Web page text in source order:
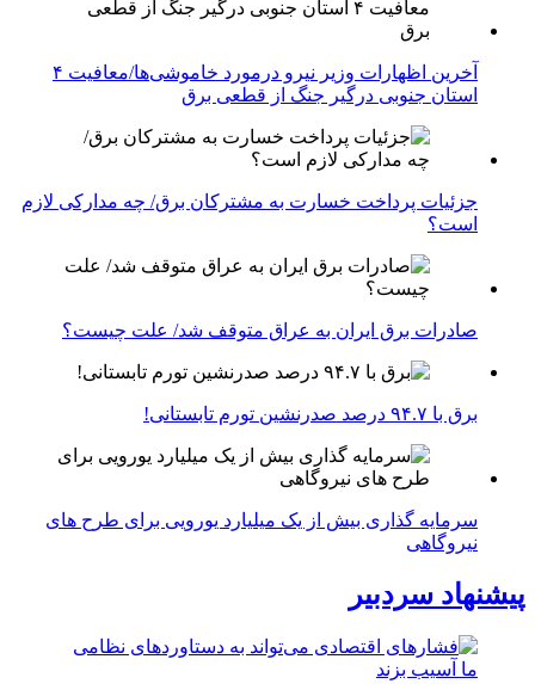
آخرین اظهارات وزیر نیرو درمورد خاموشی‌ها/معافیت ۴
استان جنوبی درگیر جنگ از قطعی برق
جزئیات پرداخت خسارت به مشترکان برق/ چه مدارکی لازم
است؟
صادرات برق ایران به عراق متوقف شد/ علت چیست؟
برق با ۹۴.۷ درصد صدرنشین تورم تابستانی!
سرمایه گذاری بیش از یک میلیارد یورویی برای طرح های
نیروگاهی
پیشنهاد سردبیر